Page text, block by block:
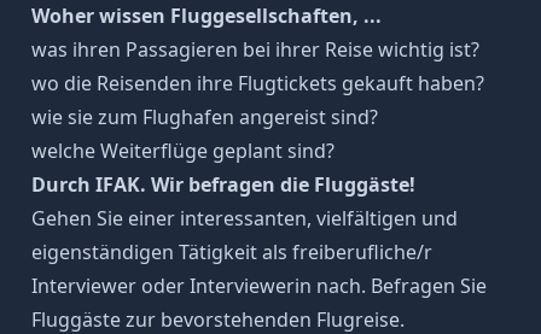
Woher wissen Fluggesellschaften, ...
was ihren Passagieren bei ihrer Reise wichtig ist?
wo die Reisenden ihre Flugtickets gekauft haben?
wie sie zum Flughafen angereist sind?
welche Weiterflüge geplant sind?
Durch IFAK. Wir befragen die Fluggäste!
Gehen Sie einer interessanten, vielfältigen und
eigenständigen Tätigkeit als freiberufliche/r
Interviewer oder Interviewerin nach. Befragen Sie
Fluggäste zur bevorstehenden Flugreise.